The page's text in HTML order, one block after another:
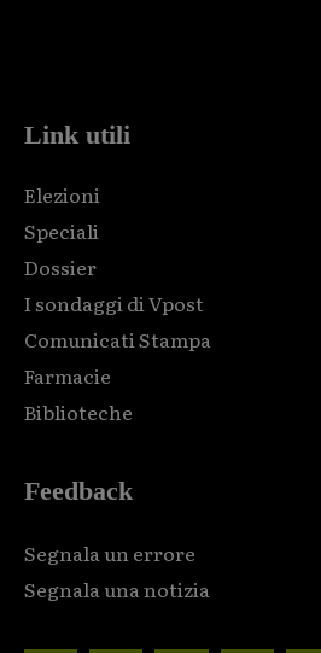
Link utili
Elezioni
Speciali
Dossier
I sondaggi di Vpost
Comunicati Stampa
Farmacie
Biblioteche
Feedback
Segnala un errore
Segnala una notizia